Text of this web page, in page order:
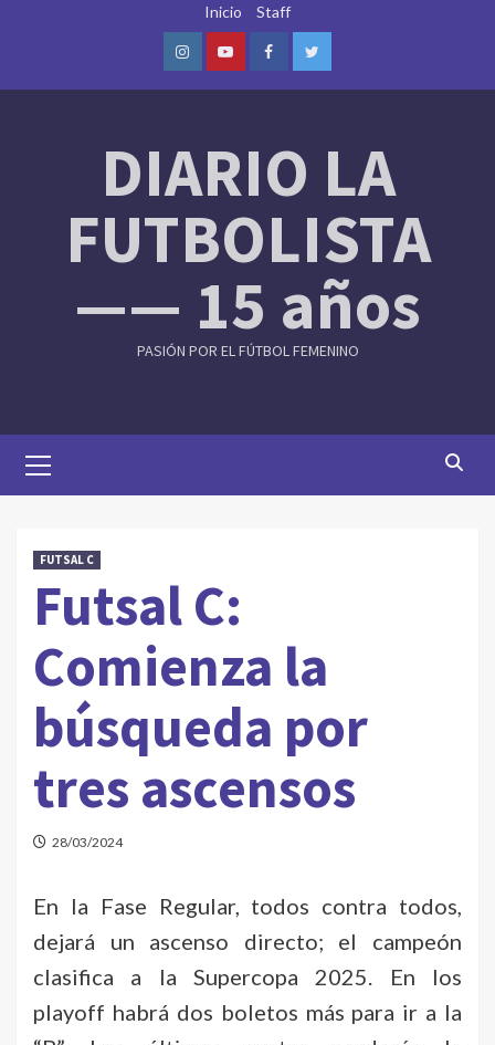
Inicio Staff
InstagramYoutubeFacebookTwitter
DIARIO LA
FUTBOLISTA
—— 15 años
PASIÓN POR EL FÚTBOL FEMENINO
Menu
FUTSAL C
Futsal C:
Comienza la
búsqueda por
tres ascensos
28/03/2024
En la Fase Regular, todos contra todos,
dejará un ascenso directo; el campeón
clasifica a la Supercopa 2025. En los
playoff habrá dos boletos más para ir a la